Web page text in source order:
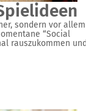
sondern vor allem
“Social
rauszukommen